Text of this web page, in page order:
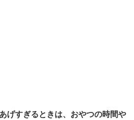
げすぎるときは、おやつの時間や